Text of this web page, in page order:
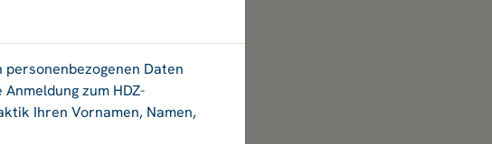
Daten
zum HDZ-
Ihren Vornamen, Namen,